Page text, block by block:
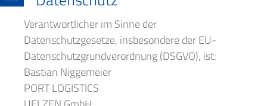
Verantwortlicher im Sinne der
Datenschutzgesetze, insbesondere der EU-
Datenschutzgrundverordnung (DSGVO), ist:
Bastian Niggemeier
PORT LOGISTICS